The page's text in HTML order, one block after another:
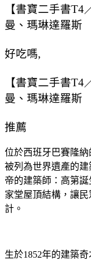
【書寶二手書T4
曼、瑪琳達羅斯
好吃嗎,
【書寶二手書T4
曼、瑪琳達羅斯
推薦
位於西班牙巴賽隆
被列為世界遺產的
帝的建築師：高第
家堂屋頂結構，讓
計。
生於1852年的建築